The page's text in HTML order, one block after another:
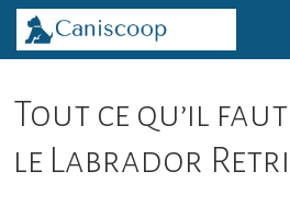
Tout ce qu’il
le Labrador